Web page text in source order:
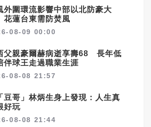
外圍環流影響中部以北防豪大
蓮台東需防焚風
08-09 00:00
父親豪爾赫病逝享壽68 長年低
伴球王走過職業生涯
08-08 21:57
豆哥」林炳生身上發現：人生真
好玩
08-08 21:44